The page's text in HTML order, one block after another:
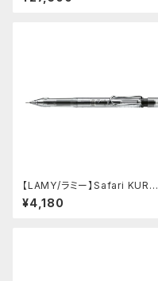
【LAMY/ラミー】Safari KURU
TOGA inside シャープペンシ
ル (ビスタ)
¥4,180